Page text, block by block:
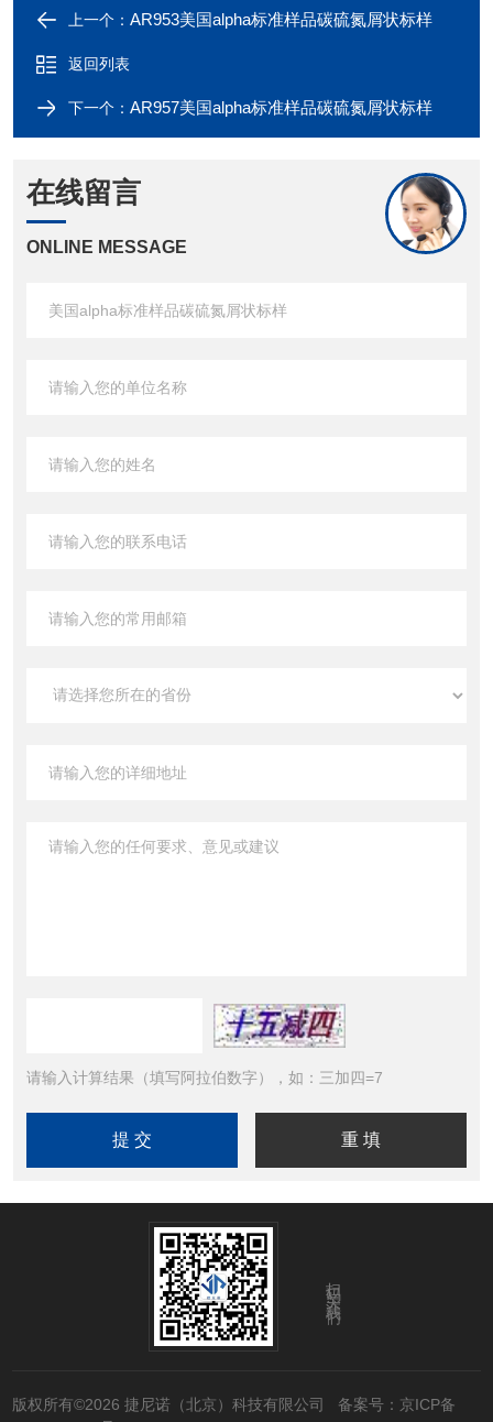
上一个： AR953美国alpha标准样品碳硫氮屑状标样
返回列表
下一个： AR957美国alpha标准样品碳硫氮屑状标样
在线留言
ONLINE MESSAGE
请输入计算结果（填写阿拉伯数字），如：三加四=7
扫码关注我们
版权所有©2026 捷尼诺（北京）科技有限公司 备案号：京ICP备